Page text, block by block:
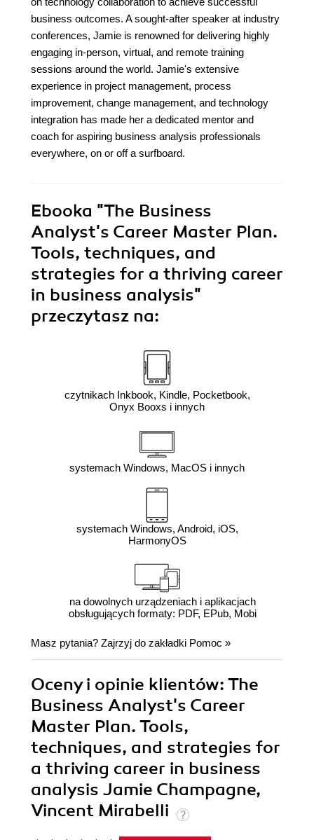
business outcomes. A sought-after speaker at industry
conferences, Jamie is renowned for delivering highly
engaging in-person, virtual, and remote training
sessions around the world. Jamie's extensive
experience in project management, process
improvement, change management, and technology
integration has made her a dedicated mentor and
coach for aspiring business analysis professionals
everywhere, on or off a surfboard.
Ebooka "The Business
Analyst's Career Master Plan.
Tools, techniques, and
strategies for a thriving career
in business analysis"
przeczytasz na:
czytnikach Inkbook, Kindle, Pocketbook,
Onyx Booxs i innych
systemach Windows, MacOS i innych
systemach Windows, Android, iOS,
HarmonyOS
na dowolnych urządzeniach i aplikacjach
obsługujących formaty: PDF, EPub, Mobi
Masz pytania? Zajrzyj do zakładki Pomoc »
Oceny i opinie klientów: The
Business Analyst's Career
Master Plan. Tools,
techniques, and strategies for
a thriving career in business
analysis Jamie Champagne,
Vincent Mirabelli